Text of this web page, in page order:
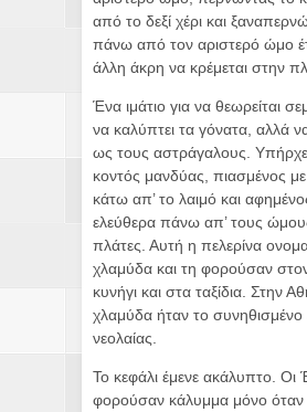
από το δεξί χέρι και
πάνω από τον αριστερό ώμο
άλλη άκρη να κρέμεται στην
Ένα ιμάτιο για να θεωρείται
να καλύπτει τα γόνατα, αλλά
ως τους αστράγαλους. Υπήρχε
κοντός μανδύας, πιασμένος
κάτω απ’ το λαιμό και
ελεύθερα πάνω απ’ τους ώμους
πλάτες. Αυτή η πελερίνα
χλαμύδα και τη φορούσαν
κυνήγι και στα ταξίδια. Στην
χλαμύδα ήταν το συνηθισμένο
νεολαίας.
Το κεφάλι έμενε ακάλυπτο. Οι
φορούσαν κάλυμμα μόνο όταν